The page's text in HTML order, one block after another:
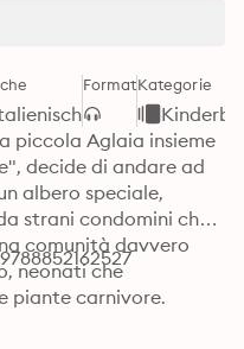
FormatKategorie
piccola Aglaia insieme
decide di andare ad
albero speciale,
strani condomini che
comunità davvero
neonati che
piante carnivore.